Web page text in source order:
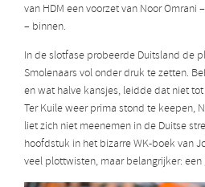
van HDM een voorzet van Noor
– binnen.
In de slotfase probeerde Duitsland de
Smolenaars vol onder druk te zetten.
en wat halve kansjes, leidde dat niet
Ter Kuile weer prima stond te keepen,
liet zich niet meenemen in de Duitse
hoofdstuk in het bizarre WK-boek van
veel plottwisten, maar belangrijker: een